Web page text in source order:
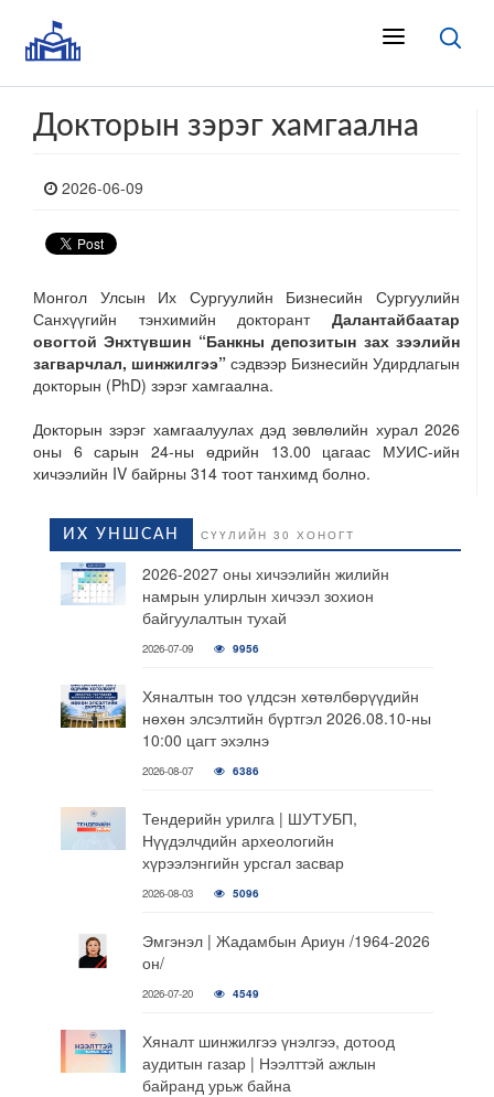
Докторын зэрэг хамгаална
2026-06-09
Монгол Улсын Их Сургуулийн Бизнесийн Сургуулийн
Санхүүгийн тэнхимийн докторант Далантайбаатар
овогтой Энхтүвшин “Банкны депозитын зах зээлийн
загварчлал, шинжилгээ” сэдвээр Бизнесийн Удирдлагын
докторын (PhD) зэрэг хамгаална.
Докторын зэрэг хамгаалуулах дэд зөвлөлийн хурал 2026
оны 6 сарын 24-ны өдрийн 13.00 цагаас МУИС-ийн
хичээлийн IV байрны 314 тоот танхимд болно.
ИХ УНШСАН СҮҮЛИЙН 30 ХОНОГТ
2026-2027 оны хичээлийн жилийн
намрын улирлын хичээл зохион
байгуулалтын тухай
2026-07-09 9956
Хяналтын тоо үлдсэн хөтөлбөрүүдийн
нөхөн элсэлтийн бүртгэл 2026.08.10-ны
10:00 цагт эхэлнэ
2026-08-07 6386
Тендерийн урилга | ШУТУБП,
Нүүдэлчдийн археологийн
хүрээлэнгийн урсгал засвар
2026-08-03 5096
Эмгэнэл | Жадамбын Ариун /1964-2026
он/
2026-07-20 4549
Хяналт шинжилгээ үнэлгээ, дотоод
аудитын газар | Нээлттэй ажлын
байранд урьж байна